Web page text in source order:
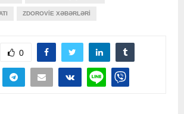
ZDOROVIE XƏBƏRLƏRI
0